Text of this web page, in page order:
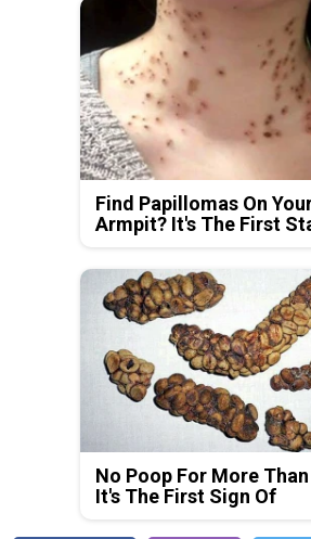
Find Papillomas On
Armpit? It's The First
No Poop For More Than
It's The First Sign Of